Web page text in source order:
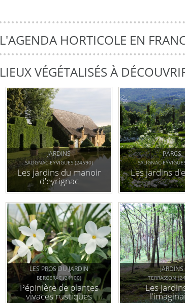
L'AGENDA HORTICOLE EN
LIEUX VÉGÉTALISÉS À
JARDINS
SALIGNAC-EYVIGUES (24590)
Les jardins du manoir
d'eyrignac
PARCS
SALIGNAC-
Les jardins
LES PROS DU JARDIN
BERGERAC (24100)
Pépinière de plantes
vivaces rustiques
JARDINS
TERRASSON
Les